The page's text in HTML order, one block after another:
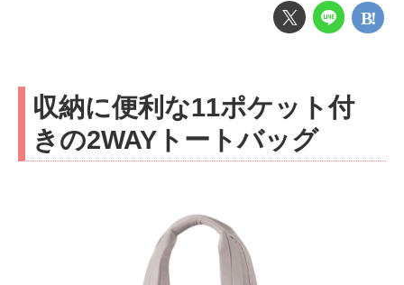
収納に便利な11ポケット付
きの2WAYトートバッグ